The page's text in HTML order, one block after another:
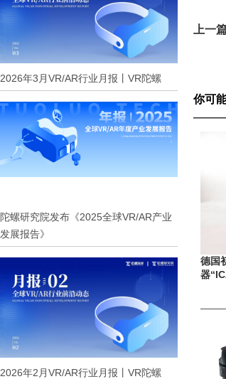
2026年3月VR/AR行业月报丨VR陀螺
陀螺研究院发布《2025全球VR/AR产业
发展报告》
2026年2月VR/AR行业月报丨VR陀螺
上一
你可
德国
器